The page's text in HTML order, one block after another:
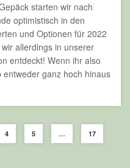
starten wir nach
optimistisch in den
und Optionen für 2022
allerdings in unserer
entdeckt! Wenn ihr also
ganz hoch hinaus
4 5 … 17